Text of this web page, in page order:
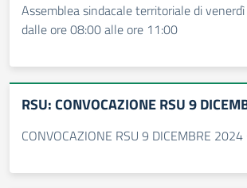
Assemblea sindacale territoriale di
dalle ore 08:00 alle ore 11:00
RSU: CONVOCAZIONE RSU 9
CONVOCAZIONE RSU 9 DICEMBRE